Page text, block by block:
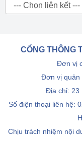
CỔNG THÔNG
Đơn vị
Đơn vị quản
Địa chỉ: 23
Số điện thoại liên hệ:
Chịu trách nhiệm nội